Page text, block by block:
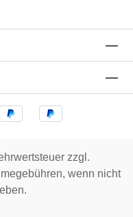
zzgl.
wenn nicht